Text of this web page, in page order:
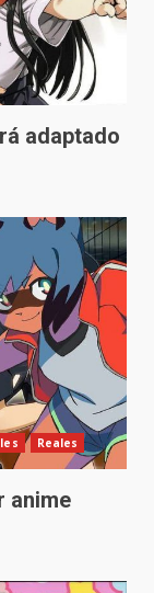
adaptado
Reales
anime